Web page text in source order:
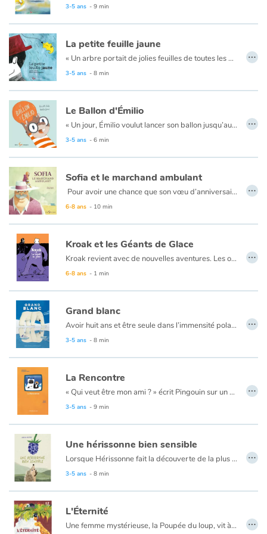
3-5 ans - 9 min
La petite feuille jaune
« Un arbre portait de jolies feuilles de toutes les nuances de vert. Mais, au milieu, une petite feuille jaune ne trouvait pas sa place. Elle avait une forme étrange. Elle était différente. »
3-5 ans - 8 min
…
Le Ballon d'Émilio
« Un jour, Émilio voulut lancer son ballon jusqu’au ciel. Il le lança si fort que le ballon vola par-dessus la clôture et tomba… dans le jardin du voisin. »
3-5 ans - 6 min
…
Sofia et le marchand ambulant
Pour avoir une chance que son vœu d’anniversaire se réalise, Sofia décide de rencontrer Tullio, le marchand ambulant, chaque semaine lors de son passage. Elle ne pourra rien lui acheter, mais qu’importe. Au fil du temps, Tullio lui fait découvrir des mélodies, des odeurs, des saveurs et des textures dont elle ignorait l’existence. Un lien solide se tisse ainsi entre eux. Cependant, alors que la fillette est tout près de voir son souhait s’exaucer, voilà que le camion du marchand ne passe plus…
6-8 ans - 10 min
…
Kroak et les Géants de Glace
Kroak revient avec de nouvelles aventures. Les ours et les phoques, la lune et les étoiles lui réservent toujours autant de surprises.
6-8 ans - 1 min
…
Grand blanc
Avoir huit ans et être seule dans l’immensité polaire...
3-5 ans - 8 min
…
La Rencontre
« Qui veut être mon ami ? » écrit Pingouin sur un petit morceau de papier qu’il accroche soigneusement sur le dos d’un poisson. Seul sur sa banquise et ayant envie de vivre d’autres aventures, il attend patiemment la réponse... quand le poisson revient avec Chat, celui qui a trouvé le mot. Une véritable amitié naît alors entre Pingouin et Chat. Mais, est-ce que les deux nouveaux amis sont faits pour vivre ensemble ?
3-5 ans - 9 min
…
Une hérissonne bien sensible
Lorsque Hérissonne fait la découverte de la plus belle et la plus juteuse des mûres, tout le monde semble savoir mieux qu’elle ce qu’il faut en faire… Et on peut faire bien des choses avec une mûre pareille. Hérissonne se laissera-t-elle influencer ou saura-t-elle suivre son instinct ?
3-5 ans - 8 min
…
L'Éternité
Une femme mystérieuse, la Poupée du loup, vit à l’écart du village avec des bêtes sauvages. Tout porte à croire que c’est une sorcière, pourtant elle s’adonne à toutes sortes d’activités inoffensives, telles que la sculpture ou le jardinage. Mais en raison des rumeurs, les villageois ne la perçoivent pas d’un bon œil et décident de la bannir. Afin de leur prouver qu’ils ont tort, elle décide de suivre l’une des recettes de son grimoire et de leur offrir… l’Éternité.
…